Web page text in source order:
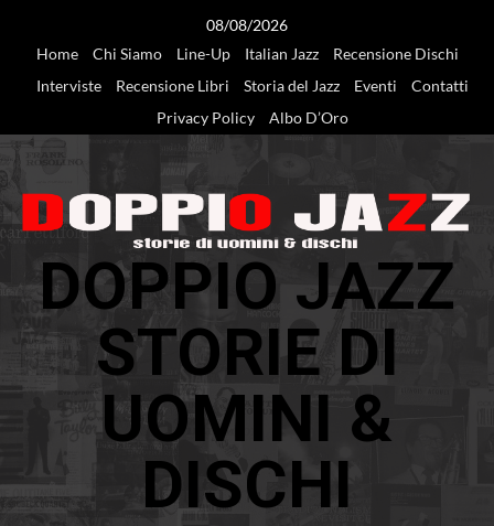
08/08/2026
Home
Chi Siamo Line-Up Italian Jazz
Recensione Dischi
Interviste
Recensione Libri Storia del Jazz Eventi
Contatti
Privacy Policy
Albo D’Oro
DOPPIO JAZZ
STORIE DI
UOMINI &
DISCHI